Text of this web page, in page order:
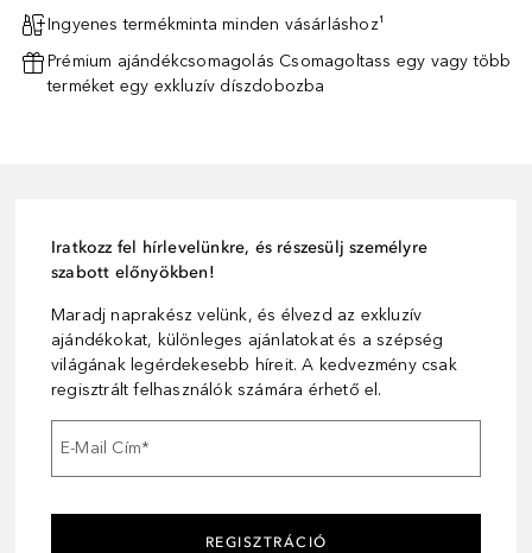
Ingyenes termékminta minden vásárláshoz¹
Prémium ajándékcsomagolás Csomagoltass egy vagy több
terméket egy exkluzív díszdobozba
Iratkozz fel hírlevelünkre, és részesülj személyre
szabott előnyökben!
Maradj naprakész velünk, és élvezd az exkluzív
ajándékokat, különleges ajánlatokat és a szépség
világának legérdekesebb híreit. A kedvezmény csak
regisztrált felhasználók számára érhető el.
E-Mail Cím*
REGISZTRÁCIÓ